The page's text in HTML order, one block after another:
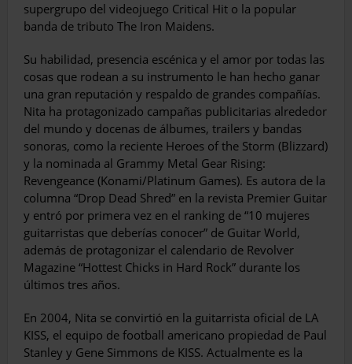
supergrupo del videojuego Critical Hit o la popular
banda de tributo The Iron Maidens.
Su habilidad, presencia escénica y el amor por todas las
cosas que rodean a su instrumento le han hecho ganar
una gran reputación y respaldo de grandes compañías.
Nita ha protagonizado campañas publicitarias alrededor
del mundo y docenas de álbumes, trailers y bandas
sonoras, como la reciente Heroes of the Storm (Blizzard)
y la nominada al Grammy Metal Gear Rising:
Revengeance (Konami/Platinum Games). Es autora de la
columna “Drop Dead Shred” en la revista Premier Guitar
y entró por primera vez en el ranking de “10 mujeres
guitarristas que deberías conocer” de Guitar World,
además de protagonizar el calendario de Revolver
Magazine “Hottest Chicks in Hard Rock” durante los
últimos tres años.
En 2004, Nita se convirtió en la guitarrista oficial de LA
KISS, el equipo de football americano propiedad de Paul
Stanley y Gene Simmons de KISS. Actualmente es la